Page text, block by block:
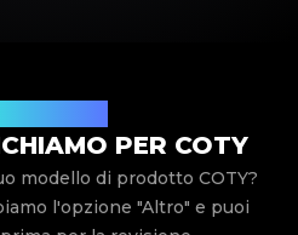
PER COTY
modello di prodotto COTY?
l'opzione "Altro" e puoi